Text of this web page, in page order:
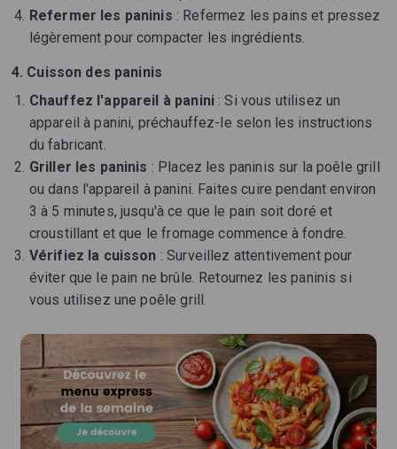
Refermer les paninis : Refermez les pains et pressez
légèrement pour compacter les ingrédients.
4. Cuisson des paninis
Chauffez l'appareil à panini : Si vous utilisez un
appareil à panini, préchauffez-le selon les instructions
du fabricant.
Griller les paninis : Placez les paninis sur la poêle grill
ou dans l'appareil à panini. Faites cuire pendant environ
3 à 5 minutes, jusqu'à ce que le pain soit doré et
croustillant et que le fromage commence à fondre.
Vérifiez la cuisson : Surveillez attentivement pour
éviter que le pain ne brûle. Retournez les paninis si
vous utilisez une poêle grill.